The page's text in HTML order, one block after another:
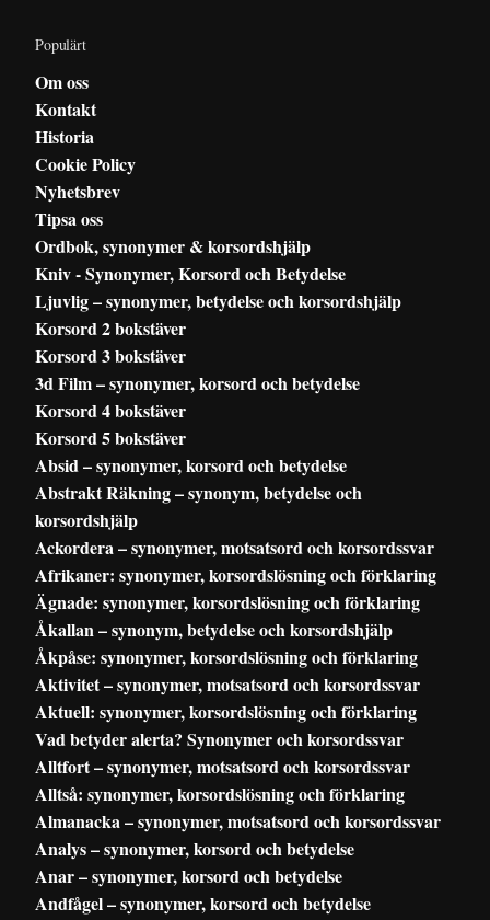
Populärt
Om oss
Kontakt
Historia
Cookie Policy
Nyhetsbrev
Tipsa oss
Ordbok, synonymer & korsordshjälp
Kniv - Synonymer, Korsord och Betydelse
Ljuvlig – synonymer, betydelse och korsordshjälp
Korsord 2 bokstäver
Korsord 3 bokstäver
3d Film – synonymer, korsord och betydelse
Korsord 4 bokstäver
Korsord 5 bokstäver
Absid – synonymer, korsord och betydelse
Abstrakt Räkning – synonym, betydelse och
korsordshjälp
Ackordera – synonymer, motsatsord och korsordssvar
Afrikaner: synonymer, korsordslösning och förklaring
Ägnade: synonymer, korsordslösning och förklaring
Åkallan – synonym, betydelse och korsordshjälp
Åkpåse: synonymer, korsordslösning och förklaring
Aktivitet – synonymer, motsatsord och korsordssvar
Aktuell: synonymer, korsordslösning och förklaring
Vad betyder alerta? Synonymer och korsordssvar
Alltfort – synonymer, motsatsord och korsordssvar
Alltså: synonymer, korsordslösning och förklaring
Almanacka – synonymer, motsatsord och korsordssvar
Analys – synonymer, korsord och betydelse
Anar – synonymer, korsord och betydelse
Andfågel – synonymer, korsord och betydelse